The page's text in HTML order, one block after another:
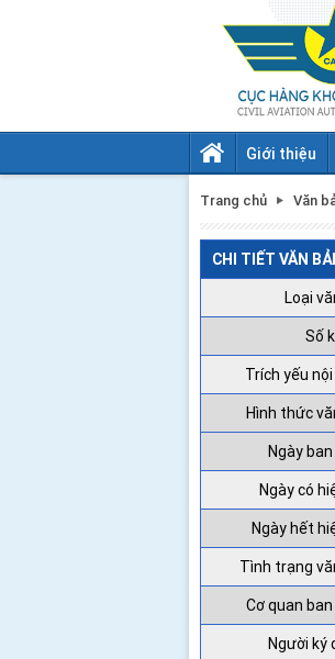
Giới thiệu
Trang chủ Văn
CHI TIẾT VĂN
Loại
Số
Trích yếu
Hình thức
Ngày
Ngày có
Ngày hết
Tình trạng
Cơ quan
Người ký